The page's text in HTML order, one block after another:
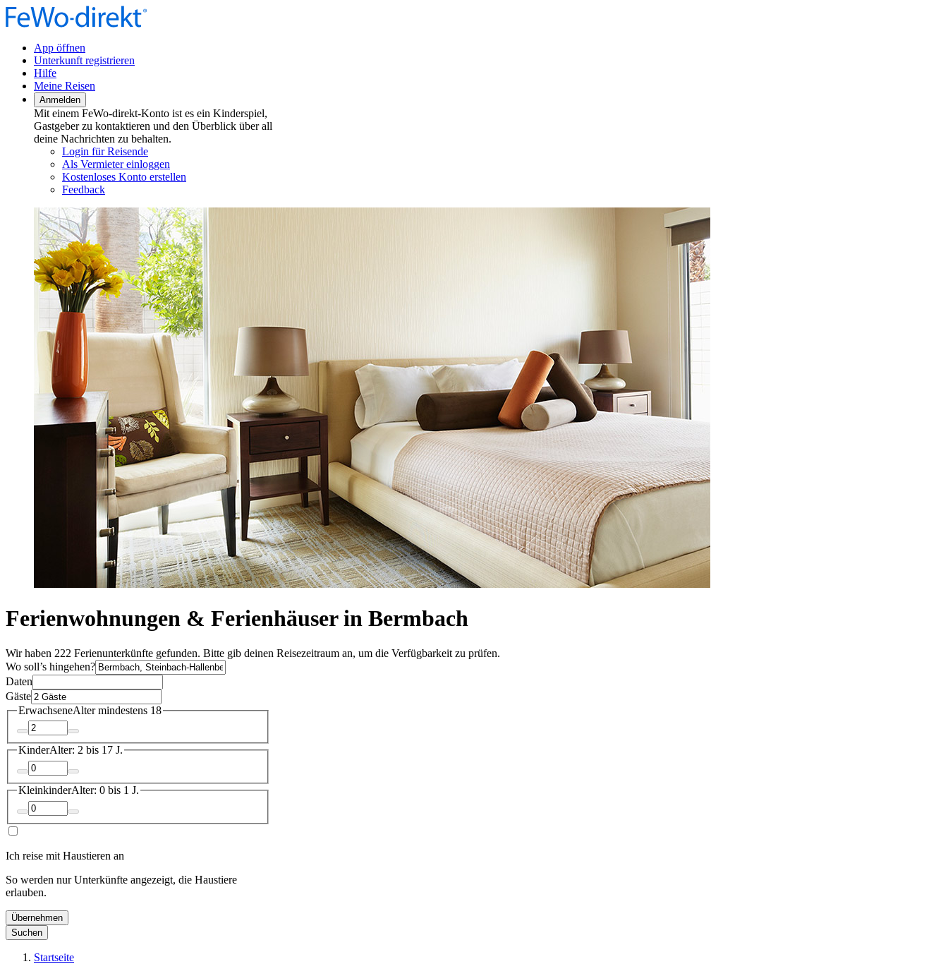
App öffnen
Unterkunft registrieren
Hilfe
Meine Reisen
Anmelden
Mit einem FeWo-direkt-Konto ist es ein Kinderspiel,
Gastgeber zu kontaktieren und den Überblick über all
deine Nachrichten zu behalten.
Login für Reisende
Als Vermieter einloggen
Kostenloses Konto erstellen
Feedback
Ferienwohnungen & Ferienhäuser in Bermbach
Wir haben 222 Ferienunterkünfte gefunden. Bitte gib deinen Reisezeitraum an, um die Verfügbarkeit zu prüfen.
Wo soll’s hingehen?
Daten
Gäste
ErwachseneAlter mindestens 18
KinderAlter: 2 bis 17 J.
KleinkinderAlter: 0 bis 1 J.
Ich reise mit Haustieren an
So werden nur Unterkünfte angezeigt, die Haustiere
erlauben.
Übernehmen
Suchen
Startseite